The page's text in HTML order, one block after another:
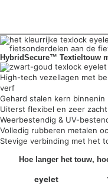
HybridSecure™ Textieltouw
High-tech vezellagen met
verf
Gehard stalen kern binnenin
Uiterst flexibel en zeer zacht
Weerbestendig & UV-
Volledig rubberen metalen
Stevige verbinding met het
Hoe langer het touw,
eyelet